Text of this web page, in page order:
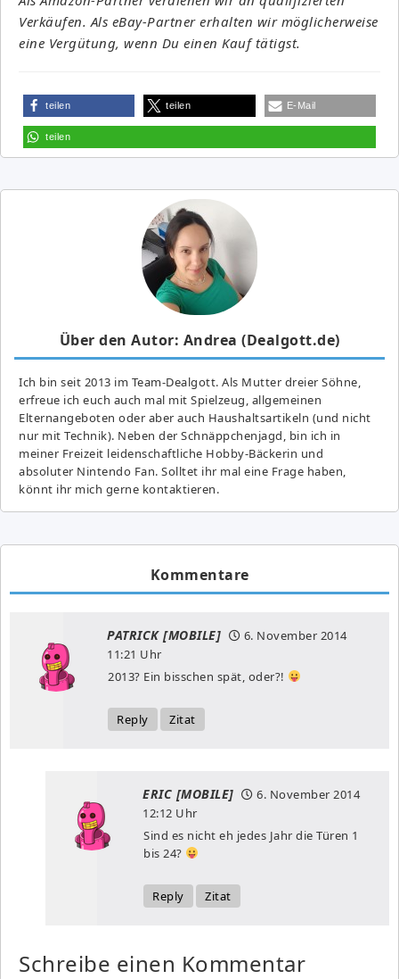
Verkäufen. Als eBay-Partner erhalten wir möglicherweise
eine Vergütung, wenn Du einen Kauf tätigst.
teilen teilen E-Mail
teilen
Über den Autor: Andrea (Dealgott.de)
Ich bin seit 2013 im Team-Dealgott. Als Mutter dreier Söhne,
erfreue ich euch auch mal mit Spielzeug, allgemeinen
Elternangeboten oder aber auch Haushaltsartikeln (und nicht
nur mit Technik). Neben der Schnäppchenjagd, bin ich in
meiner Freizeit leidenschaftliche Hobby-Bäckerin und
absoluter Nintendo Fan. Solltet ihr mal eine Frage haben,
könnt ihr mich gerne kontaktieren.
Kommentare
PATRICK [MOBILE]
6. November 2014
11:21 Uhr
2013? Ein bisschen spät, oder?!
Reply Zitat
ERIC [MOBILE]
6. November 2014
12:12 Uhr
Sind es nicht eh jedes Jahr die Türen 1
bis 24?
Reply Zitat
Schreibe einen Kommentar